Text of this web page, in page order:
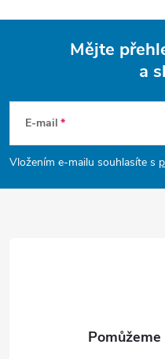
p
a
Mějte
a
E-mail
Vložením e-mailu souhlasíte s